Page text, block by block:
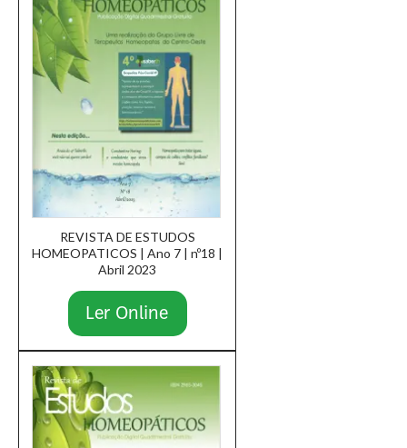
REVISTA DE ESTUDOS
HOMEOPATICOS | Ano 7 | nº18 |
Abril 2023
Ler Online